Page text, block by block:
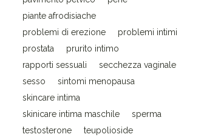
piante afrodisiache
problemi di erezione
problemi intimi
prostata
prurito intimo
rapporti sessuali
secchezza vaginale
sesso
sintomi menopausa
skincare intima
skinicare intima maschile
sperma
testosterone
teupolioside